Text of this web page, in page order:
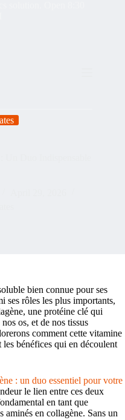
bien connue pour ses
ses rôles les plus importants,
une protéine clé qui
os, et de nos tissus
comment cette vitamine
bénéfices qui en découlent
: un duo essentiel pour votre
le lien entre ces deux
en tant que
aminés en collagène. Sans un